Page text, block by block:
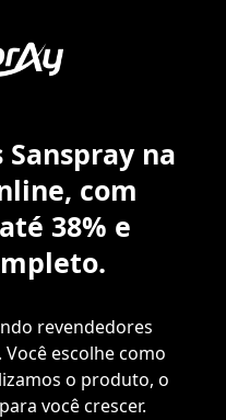
na
com
38% e
revendedores
escolhe como
o produto, o
você crescer.